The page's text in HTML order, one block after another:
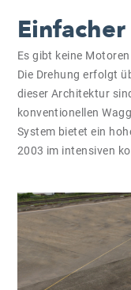
Es gibt keine
Die Drehung erfolgt
dieser Architektur
konventionellen
System bietet ein
2003 im intensiven